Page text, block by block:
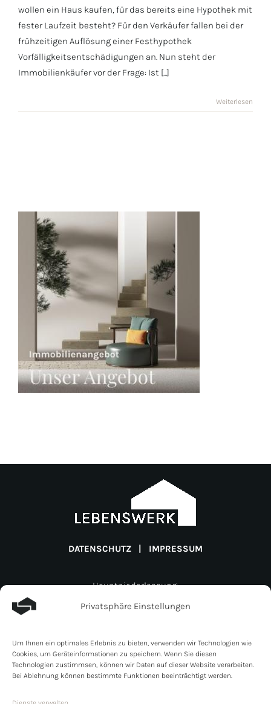
Privatsphäre Einstellungen
Um Ihnen ein optimales Erlebnis zu bieten, verwenden wir Technologien wie
Cookies, um Geräteinformationen zu speichern. Wenn Sie diesen
Technologien zustimmsen, können wir Daten auf dieser Website verarbeiten.
Bei Ablehnung können bestimmte Funktionen beeinträchtigt werden.
wollen ein Haus kaufen, für das bereits eine Hypothek mit
fester Laufzeit besteht? Für den Verkäufer fallen bei der
frühzeitigen Auflösung einer Festhypothek
Vorfälligkeitsentschädigungen an. Nun steht der
Immobilienkäufer vor der Frage: Ist [...]
Weiterlesen
DATENSCHUTZ | IMPRESSUM
Hauptniederlassung:
Lebenswerk Invest GmbH
Schweiz
Zweigniederlassung:
Lebenswerk Invest GmbH